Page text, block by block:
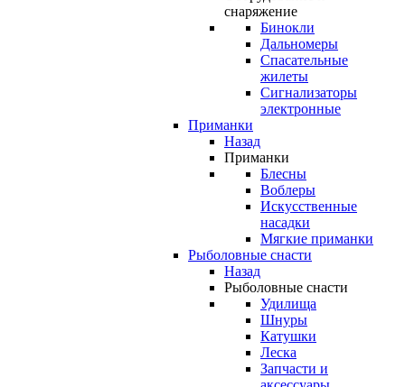
снаряжение
Бинокли
Дальномеры
Спасательные
жилеты
Сигнализаторы
электронные
Приманки
Назад
Приманки
Блесны
Воблеры
Искусственные
насадки
Мягкие приманки
Рыболовные снасти
Назад
Рыболовные снасти
Удилища
Шнуры
Катушки
Леска
Запчасти и